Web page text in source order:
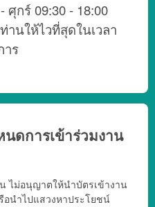
ศุกร์ 09:30 - 18:00
นให้ไวที่สุดในเวลา
าร
ดการเข้าร่วมงาน
ไม่อนุญาตให้นำบัตรเข้างาน
อนำไปแสวงหาประโยชน์